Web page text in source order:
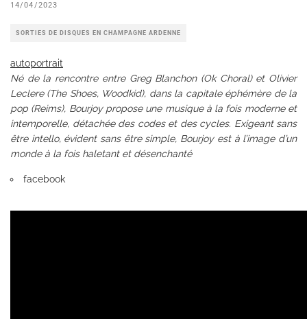
14/04/2023
SORTIES DE DISQUES EN CHAMPAGNE ARDENNE
autoportrait
Né de la rencontre entre Greg Blanchon (Ok Choral) et Olivier
Leclere (The Shoes, Woodkid), dans la capitale éphémère de la
pop (Reims), Bourjoy propose une musique à la fois moderne et
intemporelle, détachée des codes et des cycles. Exigeant sans
être intello, évident sans être simple, Bourjoy est à l’image d’un
monde à la fois haletant et désenchanté
facebook